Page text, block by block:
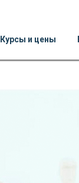
Курсы и цены